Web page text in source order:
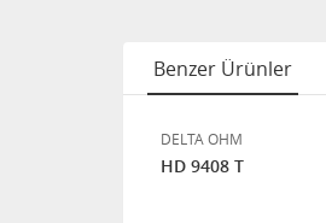
Benzer Ürünler
DELTA OHM
HD 9408 T